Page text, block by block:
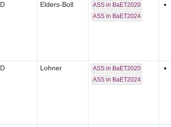
D Elders-Boll
ASS in BaET2020
ASS in BaET2024
D Lohner
ASS in BaET2020
ASS in BaET2024